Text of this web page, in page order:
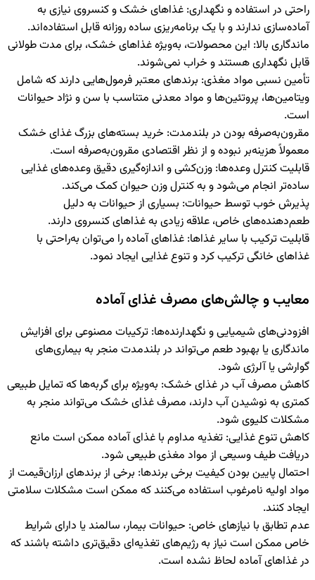
راحتی در استفاده و نگهداری: غذاهای خشک و کنسروی نیازی به
آماده‌سازی ندارند و با یک برنامه‌ریزی ساده روزانه قابل استفاده‌اند.
ماندگاری بالا: این محصولات، به‌ویژه غذاهای خشک، برای مدت طولانی
قابل نگهداری هستند و خراب نمی‌شوند.
تأمین نسبی مواد مغذی: برندهای معتبر فرمول‌هایی دارند که شامل
ویتامین‌ها، پروتئین‌ها و مواد معدنی متناسب با سن و نژاد حیوانات
است.
مقرون‌به‌صرفه بودن در بلندمدت: خرید بسته‌های بزرگ غذای خشک
معمولاً هزینه‌بر نبوده و از نظر اقتصادی مقرون‌به‌صرفه است.
قابلیت کنترل وعده‌ها: وزن‌کشی و اندازه‌گیری دقیق وعده‌های غذایی
ساده‌تر انجام می‌شود و به کنترل وزن حیوان کمک می‌کند.
پذیرش خوب توسط حیوانات: بسیاری از حیوانات به دلیل
طعم‌دهنده‌های خاص، علاقه زیادی به غذاهای کنسروی دارند.
قابلیت ترکیب با سایر غذاها: غذاهای آماده را می‌توان به‌راحتی با
غذاهای خانگی ترکیب کرد و تنوع غذایی ایجاد نمود.
معایب و چالش‌های مصرف غذای آماده
افزودنی‌های شیمیایی و نگهدارنده‌ها: ترکیبات مصنوعی برای افزایش
ماندگاری یا بهبود طعم می‌تواند در بلندمدت منجر به بیماری‌های
گوارشی یا آلرژی شود.
کاهش مصرف آب در غذای خشک: به‌ویژه برای گربه‌ها که تمایل طبیعی
کمتری به نوشیدن آب دارند، مصرف غذای خشک می‌تواند منجر به
مشکلات کلیوی شود.
کاهش تنوع غذایی: تغذیه مداوم با غذای آماده ممکن است مانع
دریافت طیف وسیعی از مواد مغذی طبیعی شود.
احتمال پایین بودن کیفیت برخی برندها: برخی از برندهای ارزان‌قیمت از
مواد اولیه نامرغوب استفاده می‌کنند که ممکن است مشکلات سلامتی
ایجاد کنند.
عدم تطابق با نیازهای خاص: حیوانات بیمار، سالمند یا دارای شرایط
خاص ممکن است نیاز به رژیم‌های تغذیه‌ای دقیق‌تری داشته باشند که
در غذاهای آماده لحاظ نشده است.